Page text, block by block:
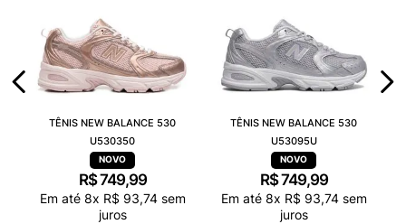
TÊNIS NEW BALANCE 530
U530350
R$749,99
Em até 8x R$ 93,74sem
juros
TÊNIS NEW BALANCE 530
U53095U
R$749,99
Em até 8x R$ 93,74sem
juros